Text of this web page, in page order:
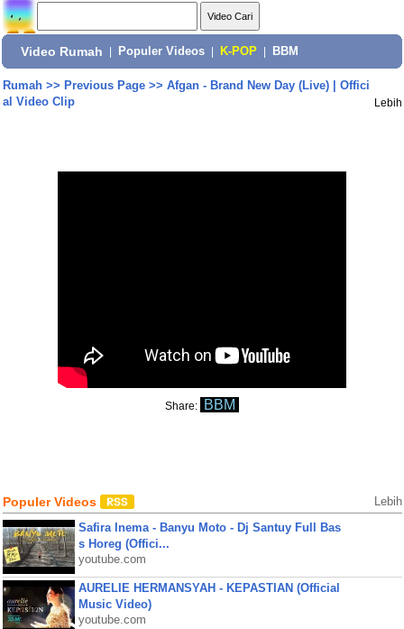
Video Rumah Populer Videos K-POP BBM
Rumah>> Previous Page>> Afgan - Brand New Day (Live) | Offici
al Video Clip
Lebih
Share: BBM
Populer Videos Lebih
Safira Inema - Banyu Moto - Dj Santuy Full Bas
s Horeg (Offici...
youtube.com
AURELIE HERMANSYAH - KEPASTIAN (Official
Music Video)
youtube.com